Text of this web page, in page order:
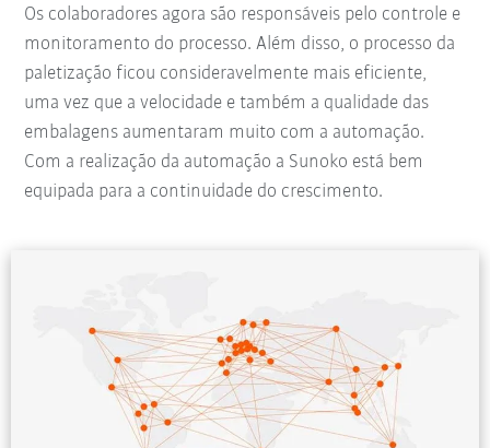
Os colaboradores agora são responsáveis pelo controle e
monitoramento do processo. Além disso, o processo da
paletização ficou consideravelmente mais eficiente,
uma vez que a velocidade e também a qualidade das
embalagens aumentaram muito com a automação.
Com a realização da automação a Sunoko está bem
equipada para a continuidade do crescimento.